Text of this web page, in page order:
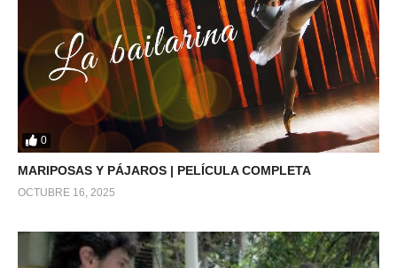
0
MARIPOSAS Y PÁJAROS | PELÍCULA COMPLETA
OCTUBRE 16, 2025